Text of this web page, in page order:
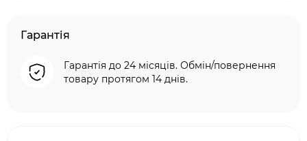
Гарантія
Гарантія до 24 місяців. Обмін/повернення
товару протягом 14 днів.